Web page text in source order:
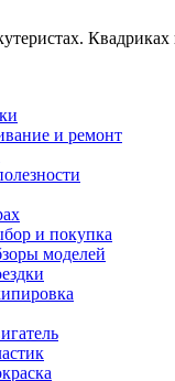
и ремонт
и покупка
моделей